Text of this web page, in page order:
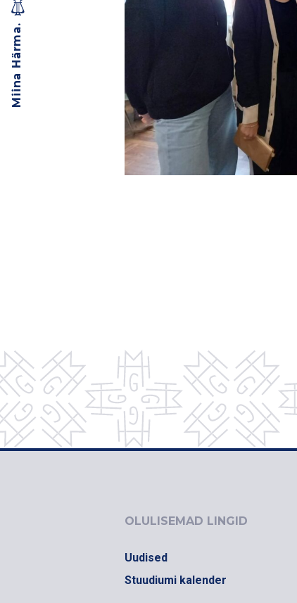
Miina Härma.
OLULISEMAD LINGID
Uudised
Stuudiumi kalender